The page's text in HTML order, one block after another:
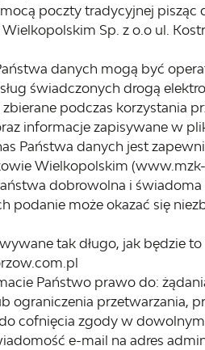
poczty tradycyjnej
Sp. z o.o ul.
danych mogą być
świadczonych drogą
podczas korzystania
informacje zapisywane w
Państwa danych jest
Wielkopolskim
dobrowolna i świadoma
podanie może okazać się
tak długo, jak będzie
Państwo prawo do:
ograniczenia przetwarzania,
cofnięcia zgody w
e-mail na adres